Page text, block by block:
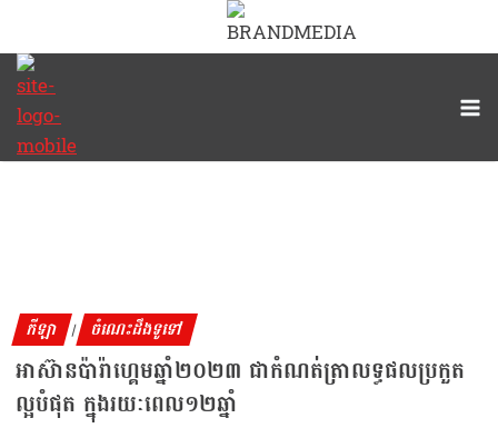
កីឡា | ចំណេះដឹងទូទៅ
អាស៊ានប៉ារ៉ាហ្គេមឆ្នាំ២០២៣ ជាកំណត់ត្រាលទ្ធផលប្រកួត
ល្អបំផុត ក្នុងរយៈពេល១២ឆ្នាំ